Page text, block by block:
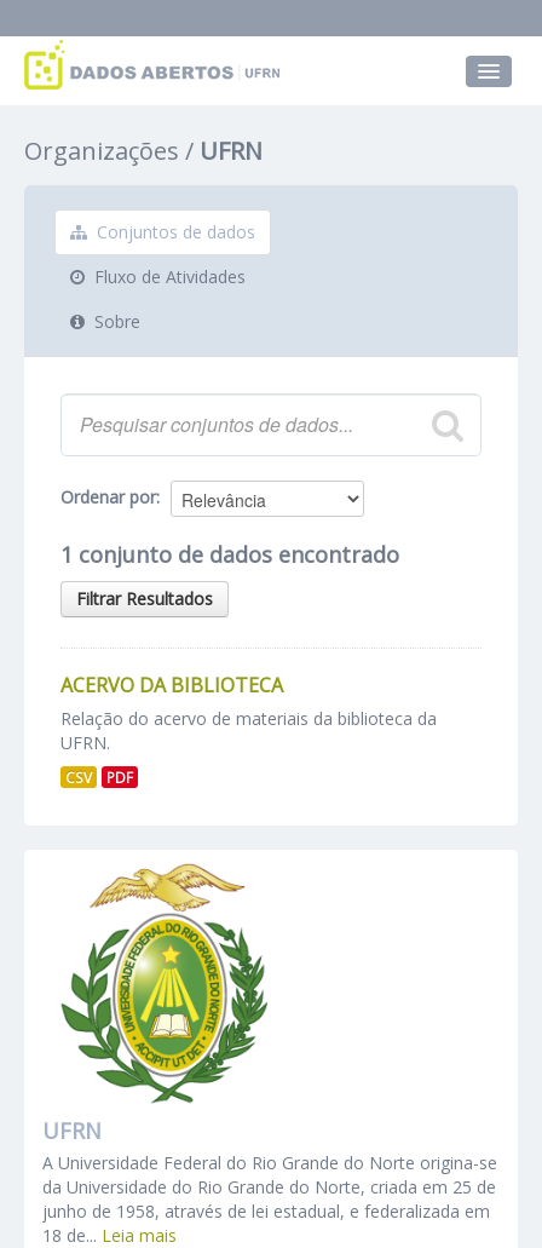
Grupos
Sobre
Organizações UFRN
Conjuntos de dados
Fluxo de Atividades
Sobre
Ordenar por
1 conjunto de dados encontrado
Filtrar Resultados
ACERVO DA BIBLIOTECA
Relação do acervo de materiais da biblioteca da
UFRN.
CSV PDF
UFRN
A Universidade Federal do Rio Grande do Norte origina-se
da Universidade do Rio Grande do Norte, criada em 25 de
junho de 1958, através de lei estadual, e federalizada em
18 de... Leia mais